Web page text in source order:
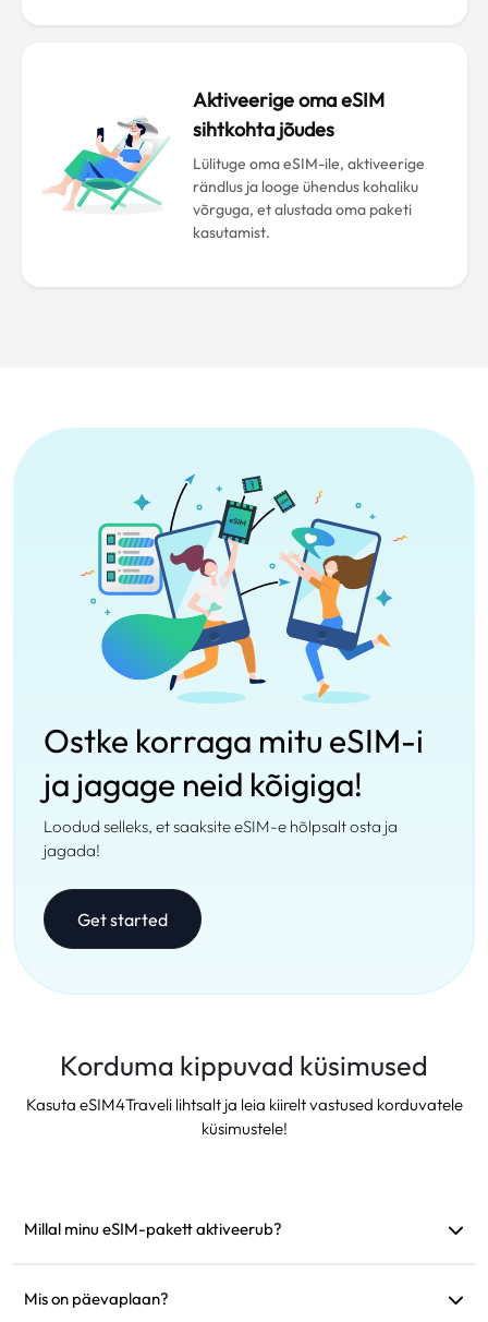
Aktiveerige oma eSIM
sihtkohta jõudes
Lülituge oma eSIM-ile, aktiveerige
rändlus ja looge ühendus kohaliku
võrguga, et alustada oma paketi
kasutamist.
Ostke korraga mitu eSIM-i
ja jagage neid kõigiga!
Loodud selleks, et saaksite eSIM-e hõlpsalt osta ja
jagada!
Get started
Korduma kippuvad küsimused
Kasuta eSIM4Traveli lihtsalt ja leia kiirelt vastused korduvatele
küsimustele!
Millal minu eSIM-pakett aktiveerub?
Soovitame see enne reisi paigaldada.
Mis on päevaplaan?